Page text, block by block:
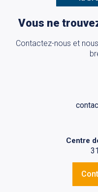
Vous ne
Contactez-nous et
Centre